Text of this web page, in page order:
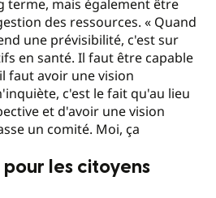
terme, mais également être
des ressources. « Quand
une prévisibilité, c'est sur
en santé. Il faut être capable
faut avoir une vision
c'est le fait qu'au lieu
et d'avoir une vision
un comité. Moi, ça
les citoyens